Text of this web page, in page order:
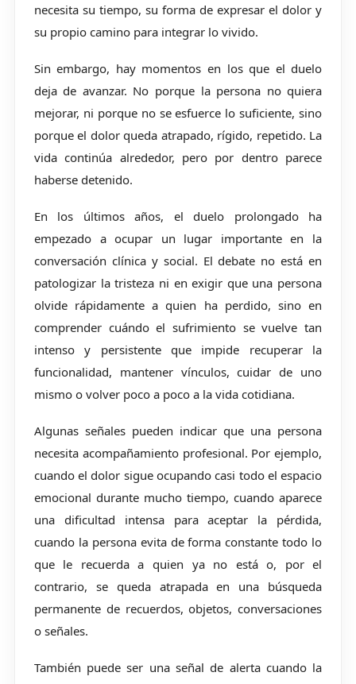
necesita su tiempo, su forma de expresar el dolor y
su propio camino para integrar lo vivido.
Sin embargo, hay momentos en los que el duelo
deja de avanzar. No porque la persona no quiera
mejorar, ni porque no se esfuerce lo suficiente, sino
porque el dolor queda atrapado, rígido, repetido. La
vida continúa alrededor, pero por dentro parece
haberse detenido.
En los últimos años, el duelo prolongado ha
empezado a ocupar un lugar importante en la
conversación clínica y social. El debate no está en
patologizar la tristeza ni en exigir que una persona
olvide rápidamente a quien ha perdido, sino en
comprender cuándo el sufrimiento se vuelve tan
intenso y persistente que impide recuperar la
funcionalidad, mantener vínculos, cuidar de uno
mismo o volver poco a poco a la vida cotidiana.
Algunas señales pueden indicar que una persona
necesita acompañamiento profesional. Por ejemplo,
cuando el dolor sigue ocupando casi todo el espacio
emocional durante mucho tiempo, cuando aparece
una dificultad intensa para aceptar la pérdida,
cuando la persona evita de forma constante todo lo
que le recuerda a quien ya no está o, por el
contrario, se queda atrapada en una búsqueda
permanente de recuerdos, objetos, conversaciones
o señales.
También puede ser una señal de alerta cuando la